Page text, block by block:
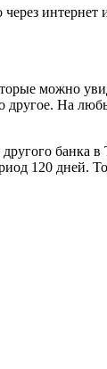
интернет
можно
другое. На
банка
120 дней.